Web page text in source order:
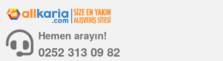
Hemen arayın!
0252 313 09 82